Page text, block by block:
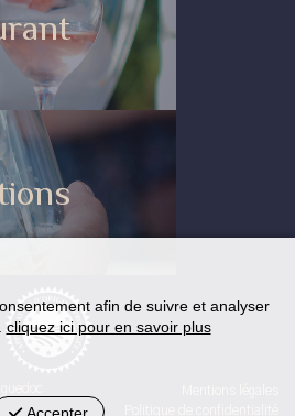
afin de suivre et analyser
cliquez ici pour en savoir plus